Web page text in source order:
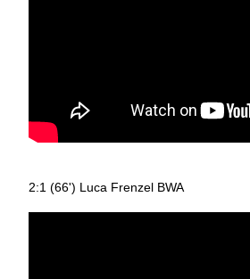
2:1 (66') Luca Frenzel BWA